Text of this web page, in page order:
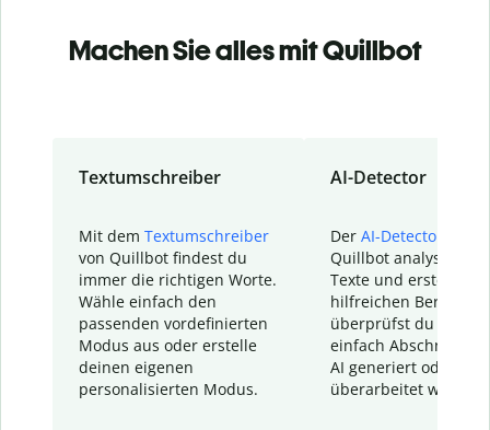
Machen Sie alles mit Quillbot
Textumschreiber
Mit dem Textumschreiber
von Quillbot findest du
immer die richtigen Worte.
Wähle einfach den
passenden vordefinierten
Modus aus oder erstelle
deinen eigenen
personalisierten Modus.
AI-Detector
Der AI-Detector
Quillbot analysiert
Texte und erstellt
hilfreichen Bericht.
überprüfst du
einfach Abschnitte,
AI generiert oder
überarbeitet wurden.